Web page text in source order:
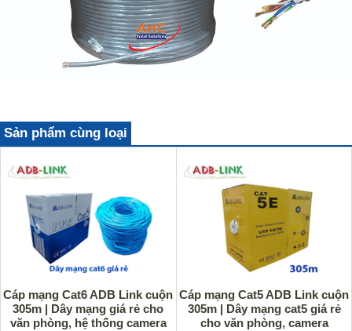
Sản phẩm cùng loại
Cáp mạng Cat6 ADB Link cuộn
305m | Dây mạng giá rẻ cho
văn phòng, hệ thống camera
Cáp mạng Cat5 ADB Link cuộn
305m | Dây mạng cat5 giá rẻ
cho văn phòng, camera